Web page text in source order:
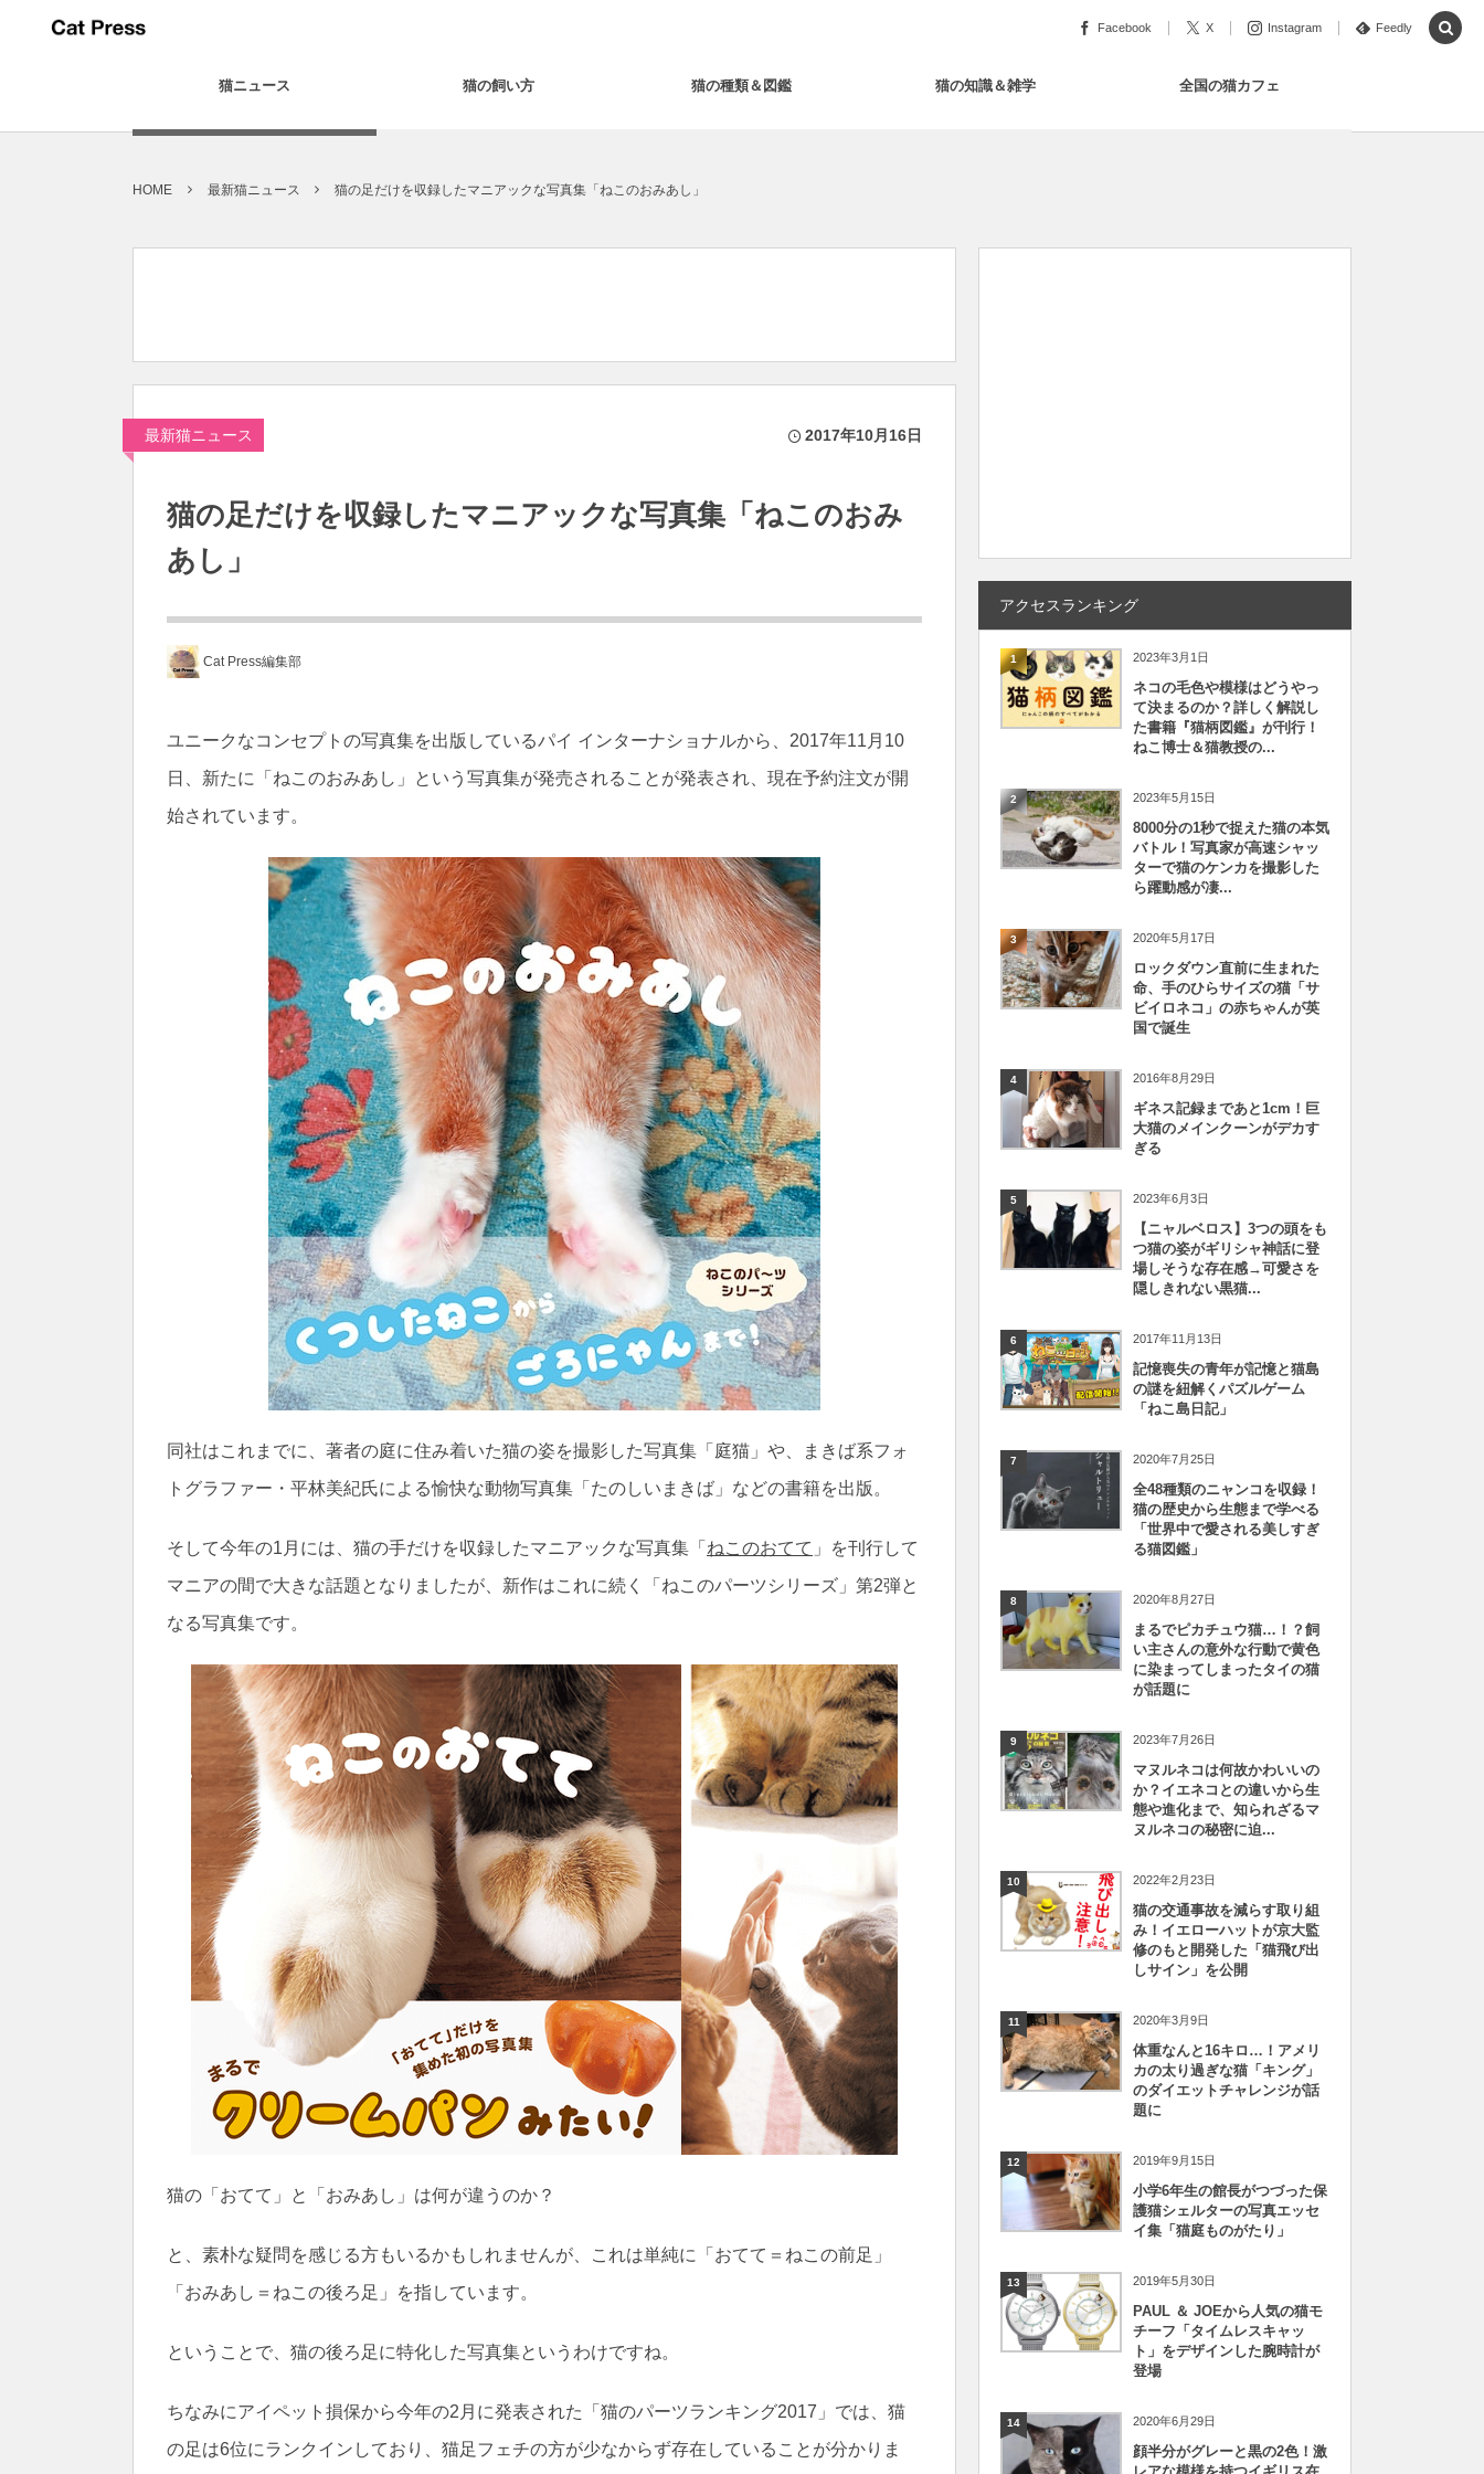
Facebook X Instagram Feedly
猫ニュース 猫の飼い方 猫の種類＆図鑑 猫の知識＆雑学 全国の猫カフェ
HOME 最新猫ニュース 猫の足だけを収録したマニアックな写真集「ねこのおみあし」
最新猫ニュース 2017年10月16日
猫の足だけを収録したマニアックな写真集「ねこのおみ
あし」
Cat Press編集部
ユニークなコンセプトの写真集を出版しているパイ インターナショナルから、2017年11月10
日、新たに「ねこのおみあし」という写真集が発売されることが発表され、現在予約注文が開
始されています。
同社はこれまでに、著者の庭に住み着いた猫の姿を撮影した写真集「庭猫」や、まきば系フォ
トグラファー・平林美紀氏による愉快な動物写真集「たのしいまきば」などの書籍を出版。
そして今年の1月には、猫の手だけを収録したマニアックな写真集「 ねこのおてて 」を刊行して
マニアの間で大きな話題となりましたが、新作はこれに続く「ねこのパーツシリーズ」第2弾と
なる写真集です。
猫の「おてて」と「おみあし」は何が違うのか？
と、素朴な疑問を感じる方もいるかもしれませんが、これは単純に「おてて＝ねこの前足」
「おみあし＝ねこの後ろ足」を指しています。
ということで、猫の後ろ足に特化した写真集というわけですね。
ちなみにアイペット損保から今年の2月に発表された「猫のパーツランキング2017」では、猫
の足は6位にランクインしており、猫足フェチの方が少なからず存在していることが分かりま
アクセスランキング
1 2023年3月1日
ネコの毛色や模様はどうやっ
て決まるのか？詳しく解説し
た書籍『猫柄図鑑』が刊行！
ねこ博士＆猫教授の...
2 2023年5月15日
8000分の1秒で捉えた猫の本気
バトル！写真家が高速シャッ
ターで猫のケンカを撮影した
ら躍動感が凄...
3 2020年5月17日
ロックダウン直前に生まれた
命、手のひらサイズの猫「サ
ビイロネコ」の赤ちゃんが英
国で誕生
4 2016年8月29日
ギネス記録まであと1cm！巨
大猫のメインクーンがデカす
ぎる
5 2023年6月3日
【ニャルベロス】3つの頭をも
つ猫の姿がギリシャ神話に登
場しそうな存在感→可愛さを
隠しきれない黒猫...
6 2017年11月13日
記憶喪失の青年が記憶と猫島
の謎を紐解くパズルゲーム
「ねこ島日記」
7 2020年7月25日
全48種類のニャンコを収録！
猫の歴史から生態まで学べる
「世界中で愛される美しすぎ
る猫図鑑」
8 2020年8月27日
まるでピカチュウ猫…！？飼
い主さんの意外な行動で黄色
に染まってしまったタイの猫
が話題に
9 2023年7月26日
マヌルネコは何故かわいいの
か？イエネコとの違いから生
態や進化まで、知られざるマ
ヌルネコの秘密に迫...
10 2022年2月23日
猫の交通事故を減らす取り組
み！イエローハットが京大監
修のもと開発した「猫飛び出
しサイン」を公開
11 2020年3月9日
体重なんと16キロ…！アメリ
カの太り過ぎな猫「キング」
のダイエットチャレンジが話
題に
12 2019年9月15日
小学6年生の館長がつづった保
護猫シェルターの写真エッセ
イ集「猫庭ものがたり」
13 2019年5月30日
PAUL ＆ JOEから人気の猫モ
チーフ「タイムレスキャッ
ト」をデザインした腕時計が
登場
14 2020年6月29日
顔半分がグレーと黒の2色！激